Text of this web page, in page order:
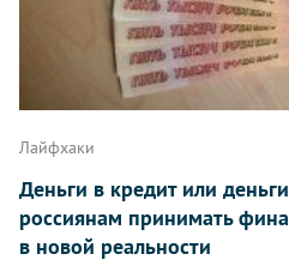
Лайфхаки
Деньги в кредит или
россиянам принимать
в новой реальности